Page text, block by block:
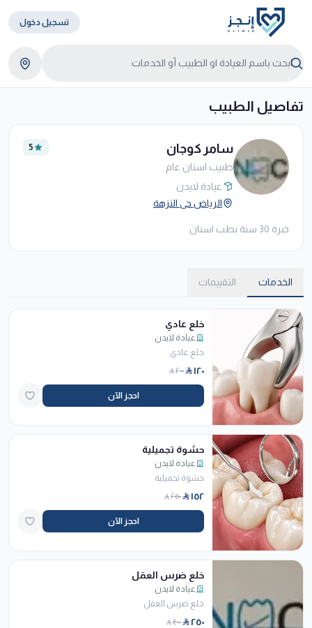
تسجيل دخول
تفاصيل الطبيب
سامر كوجان
طبيب اسنان عام
5
عيادة لايدن
الرياض حى النزهة
خبرة 30 سنة بطب اسنان
الخدمات التقييمات
خلع عادي
عيادة لايدن
خلع عادي
١٢٠ ٢٠٠
احجز الآن
حشوة تجميلية
عيادة لايدن
حشوة تجميلية
١٥٢ ٢٥٠
احجز الآن
خلع ضرس العقل
عيادة لايدن
خلع ضرس العقل
٢٥٠ ٤٠٠